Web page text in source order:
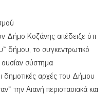
Δήμο Κοζάνης απέδειξε ότι
δήμου, το συγκεντρωτικό
ουσίαν σύστημα
δημοτικές αρχές του Δήμου
την Αιανή περιστασιακά και